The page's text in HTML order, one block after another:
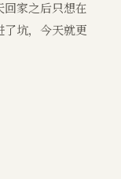
家之后只想在
坑，今天就更